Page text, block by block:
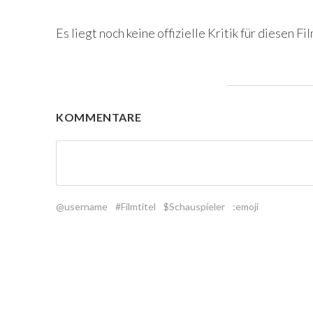
Es liegt noch keine offizielle Kritik für diesen
KOMMENTARE
@username #Filmtitel $Schauspieler :emoji